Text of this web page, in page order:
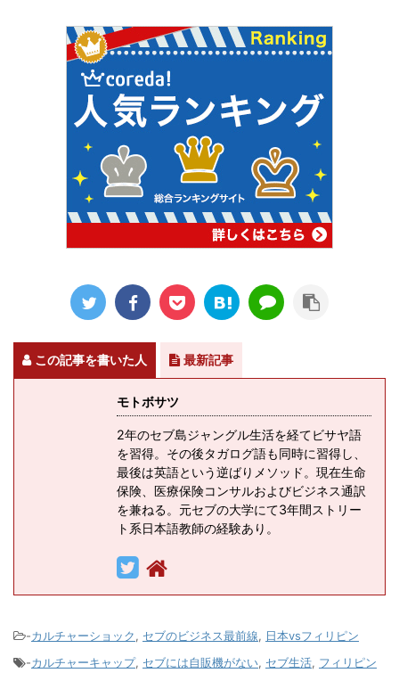
この記事を書いた人 最新記事
モトボサツ
2年のセブ島ジャングル生活を経てビサヤ語
を習得。その後タガログ語も同時に習得し、
最後は英語という逆ばりメソッド。現在生命
保険、医療保険コンサルおよびビジネス通訳
を兼ねる。元セブの大学にて3年間ストリー
ト系日本語教師の経験あり。
-カルチャーショック, セブのビジネス最前線, 日本vsフィリピン
-カルチャーキャップ, セブには自販機がない, セブ生活, フィリピン